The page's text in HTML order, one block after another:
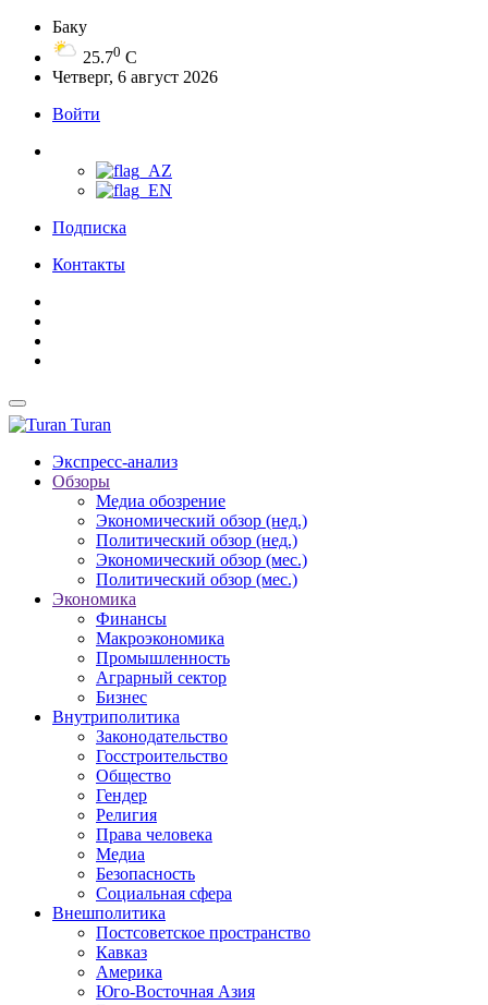
Баку
25.70 C
Четверг, 6 август 2026
Войти
Подписка
Контакты
Turan
Экспресс-анализ
Обзоры
Медиа обозрение
Экономический обзор (нед.)
Политический обзор (нед.)
Экономический обзор (мес.)
Политический обзор (мес.)
Экономика
Финансы
Макроэкономика
Промышленность
Аграрный сектор
Бизнес
Внутриполитика
Законодательство
Госстроительство
Общество
Гендер
Религия
Права человека
Медиа
Безопасность
Социальная сфера
Внешполитика
Постсоветское пространство
Кавказ
Америка
Юго-Восточная Азия